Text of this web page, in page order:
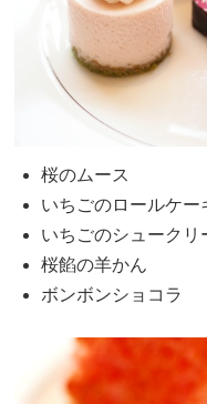
桜のムース
いちごのロールケー
いちごのシュークリ
桜餡の羊かん
ボンボンショコラ